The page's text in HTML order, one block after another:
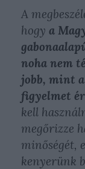
A
hogy a
noha nem
jobb, mint
figyelmet
kell
megőrizze
minőségét,
kenyerünk